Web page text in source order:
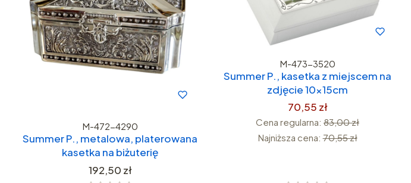
M-472-4290
Summer P., metalowa, platerowana
kasetka na biżuterię
Cena
192,50 zł
M-473-3520
Summer P., kasetka z miejscem na
zdjęcie 10x15cm
70,55 zł
Cena regularna: 83,00 zł
Najniższa cena: 70,55 zł